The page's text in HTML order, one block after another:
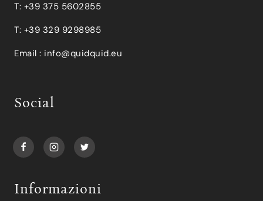
T: +39 375 5602855
T: +39 329 9298985
Email : info@quidquid.eu
Social
Informazioni